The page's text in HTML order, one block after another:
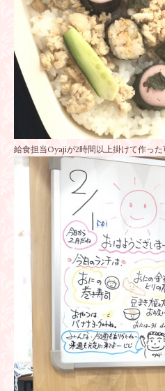
給食担当Oyajiが2時間以上掛けて作っ